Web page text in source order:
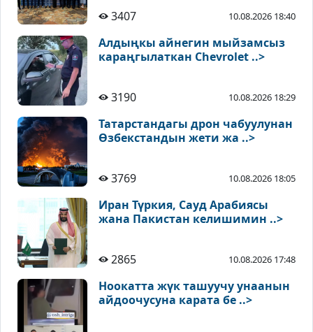
3407
10.08.2026 18:40
Алдыңкы айнегин мыйзамсыз
караңгылаткан Chevrolet ..>
3190 10.08.2026 18:29
Татарстандагы дрон чабуулунан
Өзбекстандын жети жа ..>
3769 10.08.2026 18:05
Иран Түркия, Сауд Арабиясы
жана Пакистан келишимин ..>
2865 10.08.2026 17:48
Ноокатта жүк ташуучу унаанын
айдоочусуна карата бе ..>